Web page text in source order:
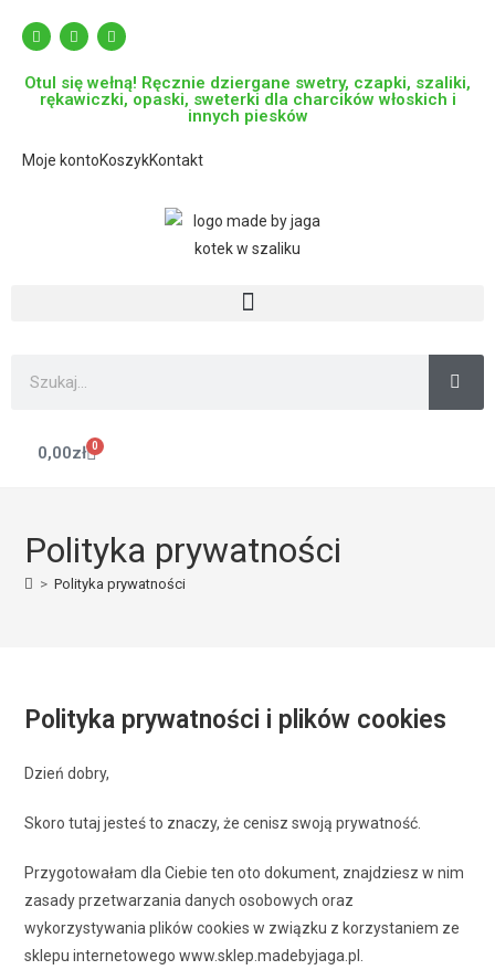
Otul się wełną! Ręcznie dziergane swetry, czapki, szaliki,
rękawiczki, opaski, sweterki dla charcików włoskich i
innych piesków
Moje kontoKoszykKontakt
0,00zł 0
Polityka prywatności
> Polityka prywatności
Polityka prywatności i plików cookies
Dzień dobry,
Skoro tutaj jesteś to znaczy, że cenisz swoją prywatność.
Przygotowałam dla Ciebie ten oto dokument, znajdziesz w nim
zasady przetwarzania danych osobowych oraz
wykorzystywania plików cookies w związku z korzystaniem ze
sklepu internetowego www.sklep.madebyjaga.pl.